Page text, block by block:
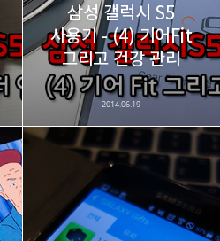
네이버 블로그
삼성 갤럭시 S5
사용기 - (4) 기어Fit
그리고 건강 관리
2014.06.19